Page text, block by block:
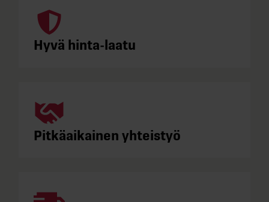
Hyvä hinta-laatu
Pitkäaikainen yhteistyö